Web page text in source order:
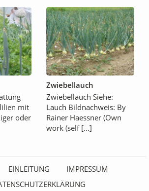
mit
oder
Zwiebellauch
Zwiebellauch Siehe:
Lauch Bildnachweis: By
Rainer Haessner (Own
work (self […]
EINLEITUNG
IMPRESSUM